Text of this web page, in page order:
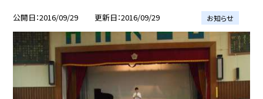
公開日 2016/09/29 更新日 2016/09/29 お知らせ